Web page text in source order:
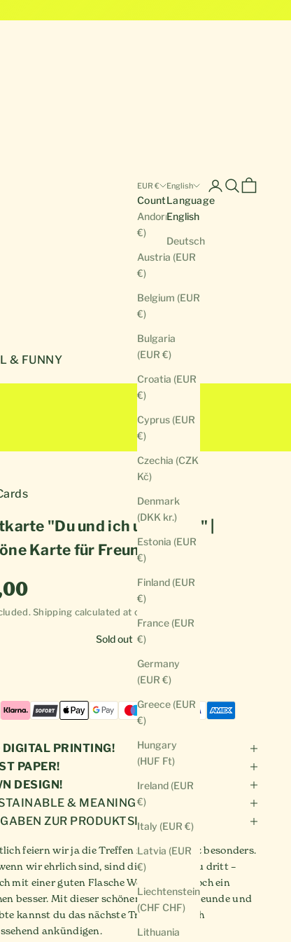
& FUNNY
EUR €
Country
Andorra (EUR
€)
Austria (EUR
€)
Belgium (EUR
€)
Bulgaria
(EUR €)
Croatia (EUR
€)
Cyprus (EUR
€)
Czechia (CZK
Kč)
Denmark
(DKK kr.)
Estonia (EUR
€)
Finland (EUR
€)
France (EUR
€)
Germany
(EUR €)
Greece (EUR
€)
Hungary
(HUF Ft)
Ireland (EUR
€)
Italy (EUR €)
Latvia (EUR
€)
Liechtenstein
(CHF CHF)
Lithuania
English
Language
English
Deutsch
Open account
Open search
Open cart
"Du und ich und Wein" |
Karte für Freunde
price
Shipping calculated at checkout
Sold out
DIGITAL PRINTING!
PAPER!
DESIGN!
& MEANINGFUL!
ZUR PRODUKTSICHERHEIT
feiern wir ja die Treffen zu zweit ganz besonders.
wir ehrlich sind, sind die Momente zu dritt –
mit einer guten Flasche Wein dabei – noch ein
besser. Mit dieser schönen Karte für Freunde und
kannst du das nächste Treffen ziemlich
ankündigen.